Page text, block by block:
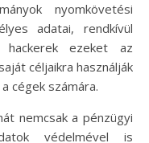
nyomkövetési
adatai, rendkívül
ezeket az
céljaikra használják
cégek számára.
nemcsak a pénzügyi
védelmével is